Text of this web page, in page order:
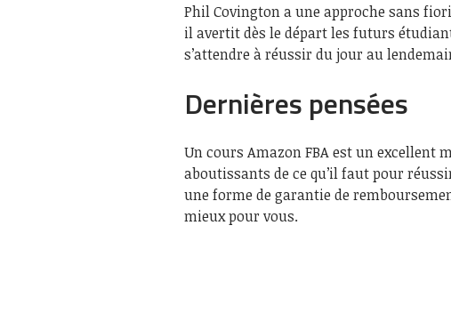
Phil Covington a une approche sans
il avertit dès le départ les futurs
s’attendre à réussir du jour au
Dernières pensées
Un cours Amazon FBA est un excellent
aboutissants de ce qu’il faut pour
une forme de garantie de
mieux pour vous.